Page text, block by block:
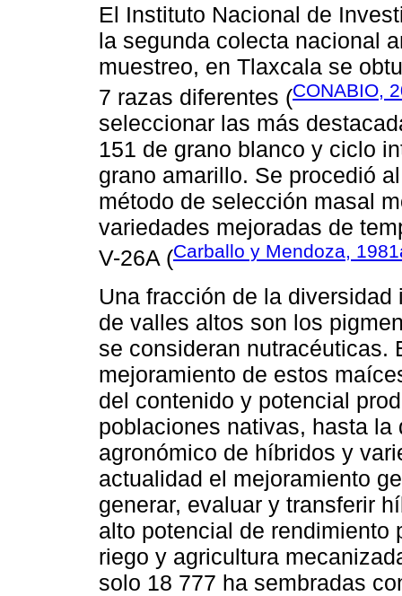
El Instituto Nacional de
la segunda colecta nacional
muestreo, en Tlaxcala se
7 razas diferentes (CONABIO,
seleccionar las más
151 de grano blanco y ciclo
grano amarillo. Se procedió
método de selección masal
variedades mejoradas de
V-26A (Carballo y Mendoza,
Una fracción de la
de valles altos son los
se consideran nutracéuticas.
mejoramiento de estos
del contenido y potencial
poblaciones nativas, hasta
agronómico de híbridos y
actualidad el mejoramiento
generar, evaluar y transferir
alto potencial de rendimiento
riego y agricultura
solo 18 777 ha sembradas